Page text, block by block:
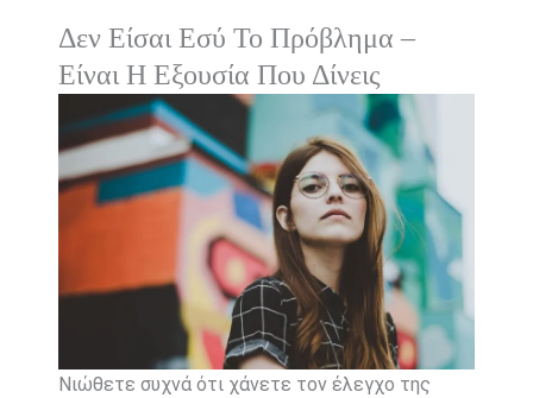
Δεν Είσαι Εσύ Το Πρόβλημα –
Είναι Η Εξουσία Που Δίνεις
Νιώθετε συχνά ότι χάνετε τον έλεγχο της